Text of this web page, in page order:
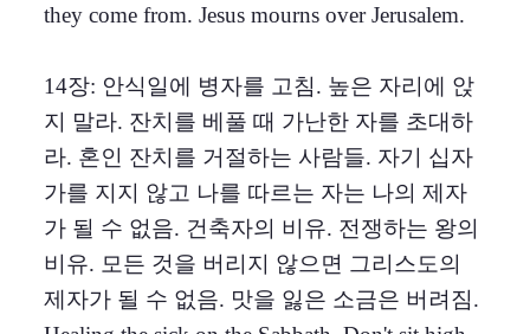
they come from. Jesus mourns over Jerusalem.
14장: 안식일에 병자를 고침. 높은 자리에 앉
지 말라. 잔치를 베풀 때 가난한 자를 초대하
라. 혼인 잔치를 거절하는 사람들. 자기 십자
가를 지지 않고 나를 따르는 자는 나의 제자
가 될 수 없음. 건축자의 비유. 전쟁하는 왕의
비유. 모든 것을 버리지 않으면 그리스도의
제자가 될 수 없음. 맛을 잃은 소금은 버려짐.